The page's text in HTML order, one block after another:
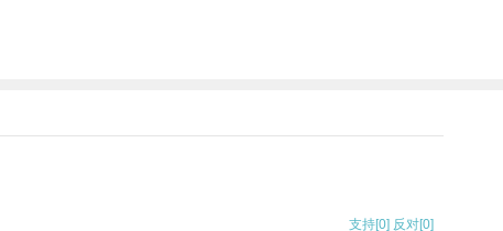
支持[0] 反对[0]